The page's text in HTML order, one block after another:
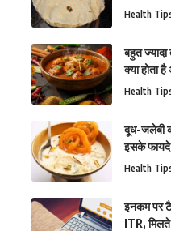
Health
बहुत ज्यादा
क्या होता
Health
दूध-जलेबी
इसके
Health
इनकम पर
ITR,